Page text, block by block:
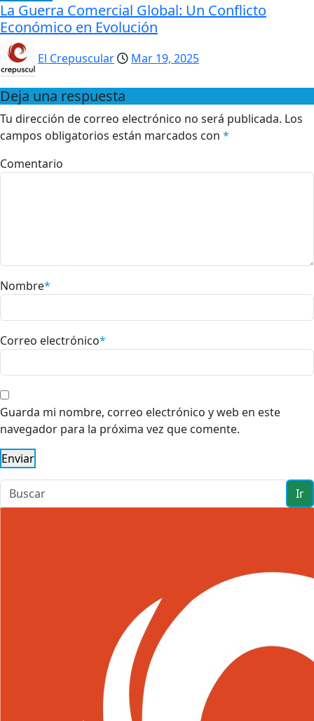
La Guerra Comercial Global: Un Conflicto
Económico en Evolución
El Crepuscular Mar 19, 2025
Deja una respuesta
Tu dirección de correo electrónico no será publicada. Los
campos obligatorios están marcados con *
Comentario
Nombre*
Correo electrónico*
Guarda mi nombre, correo electrónico y web en este
navegador para la próxima vez que comente.
Ir